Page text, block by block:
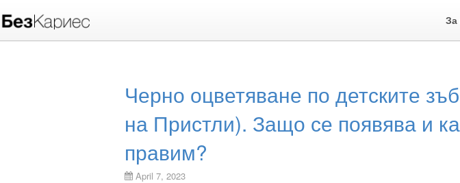
За
Черно оцветяване по детските
на Пристли). Защо се появява и
правим?
April 7, 2023